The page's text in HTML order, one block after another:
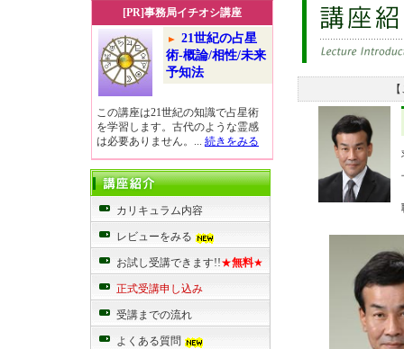
[PR]事務局イチオシ講座
21世紀の占星
術-概論/相性/未来
予知法
この講座は21世紀の知識で占星術
を学習します。古代のような霊感
は必要ありません。... 続きをみる
カリキュラム内容
レビューをみる
お試し受講できます!!★無料★
正式受講申し込み
受講までの流れ
よくある質問